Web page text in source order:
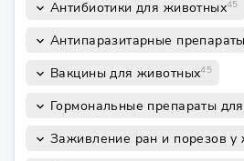
keyboard_arrow_down Антибиотики для животных45
keyboard_arrow_down Антипаразитарные препараты
keyboard_arrow_down Вакцины для животных45
keyboard_arrow_down Гормональные препараты
keyboard_arrow_down Заживление ран и порезов у